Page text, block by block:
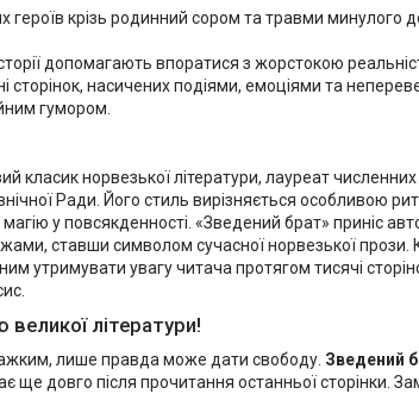
героїв крізь родинний сором та травми минулого
допомагають впоратися з жорстокою
сторінок, насичених подіями, емоціями та
гумором.
класик норвезької літератури, лауреат
Ради. Його стиль вирізняється особливою
у повсякденності. «Зведений брат» приніс
ставши символом сучасної норвезької прози.
утримувати увагу читача протягом тисячі
літератури!
лише правда може дати свободу. Зведений
ще довго після прочитання останньої сторінки.